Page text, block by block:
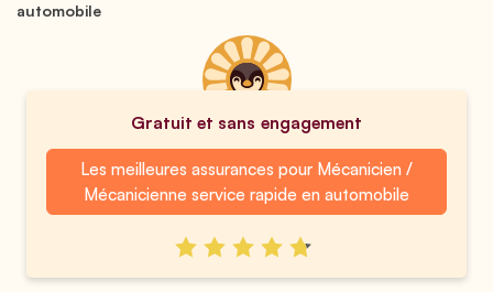
automobile
Gratuit et sans engagement
Les meilleures assurances pour Mécanicien /
Mécanicienne service rapide en automobile